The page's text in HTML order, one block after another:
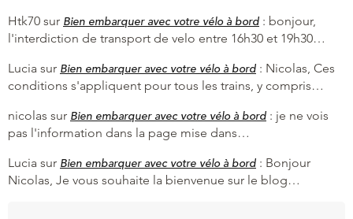
Htk70 sur Bien embarquer avec votre vélo à bord : bonjour,
l'interdiction de transport de velo entre 16h30 et 19h30…
Lucia sur Bien embarquer avec votre vélo à bord : Nicolas, Ces
conditions s'appliquent pour tous les trains, y compris…
nicolas sur Bien embarquer avec votre vélo à bord : je ne vois
pas l'information dans la page mise dans…
Lucia sur Bien embarquer avec votre vélo à bord : Bonjour
Nicolas, Je vous souhaite la bienvenue sur le blog…